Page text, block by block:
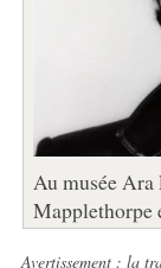
Au musée Ara
Mapplethorpe
Avertissement : la